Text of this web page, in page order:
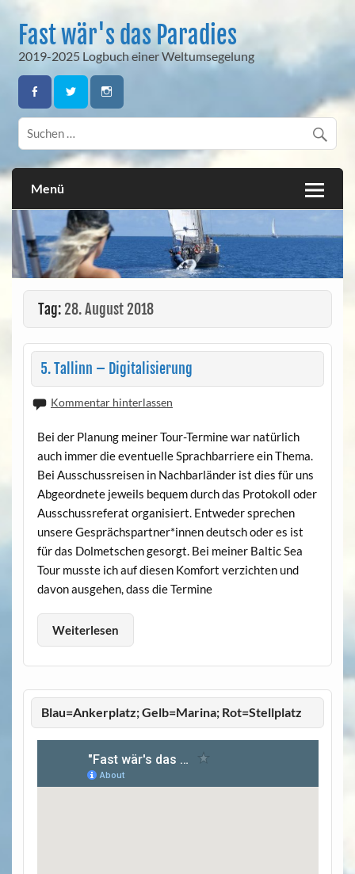
contentFast wär's das Paradies
2019-2025 Logbuch einer Weltumsegelung
Menü
Tag: 28. August 2018
5. Tallinn – Digitalisierung
Kommentar hinterlassen
Bei der Planung meiner Tour-Termine war natürlich
auch immer die eventuelle Sprachbarriere ein Thema.
Bei Ausschussreisen in Nachbarländer ist dies für uns
Abgeordnete jeweils bequem durch das Protokoll oder
Ausschussreferat organisiert. Entweder sprechen
unsere Gesprächspartner*innen deutsch oder es ist
für das Dolmetschen gesorgt. Bei meiner Baltic Sea
Tour musste ich auf diesen Komfort verzichten und
davon ausgehen, dass die Termine
Weiterlesen
Blau=Ankerplatz; Gelb=Marina; Rot=Stellplatz